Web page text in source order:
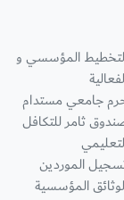
المؤسسي و
جامعي مستدام
ثامر للتكافل
الموردين
المؤسسية